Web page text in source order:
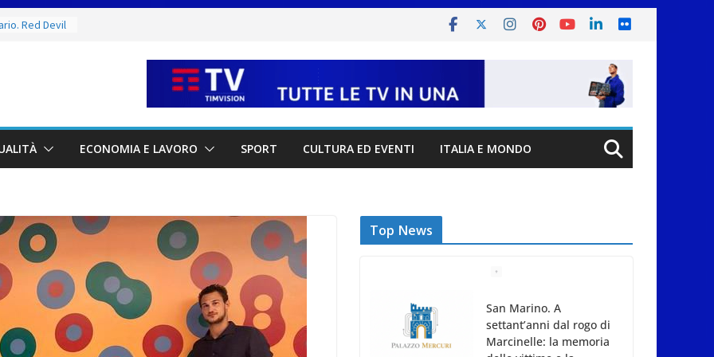
alla
al lavoro
sul
dal rogo di
vittime e la
tutela del
Capitani
e Jacopo
ECONOMIA E LAVORO SPORT CULTURA ED EVENTI ITALIA E MONDO
Top News
settant’anni dal rogo di
la tutela del lavoro
7 Agosto 2026